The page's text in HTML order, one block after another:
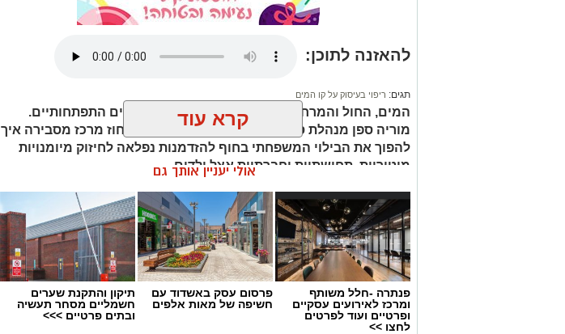
להאזנה לתוכן:
תגים: ריפוי בעיסוק על קו המים
המים, החול והמרחב הפתוח מציעים שפע של גירויים התפתחותיים.
מוריה ספן מנהלת סקטור הריפוי בעיסוק בכללית מחוז מרכז מסבירה איך
להפוך את הבילוי המשפחתי בחוף להזדמנות נפלאה לחיזוק מיומנויות
מוטוריות, תחושתיות וחברתיות אצל ילדים.
קרא עוד
אולי יעניין אותך גם
פנתרה -חלל משותף
ומרכז לאירועים עסקיים
ופרטיים ועוד לפרטים
לחצו >>
פרסום עסק באשדוד עם
חשיפה של מאות אלפים
תיקון והתקנת שערים
חשמליים מסחר תעשיה
ובתים פרטיים >>>